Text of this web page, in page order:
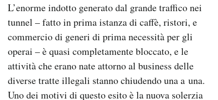
L’enorme indotto generato dal grande traffico nei
tunnel – fatto in prima istanza di caffè, ristori, e
commercio di generi di prima necessità per gli
operai – è quasi completamente bloccato, e le
attività che erano nate attorno al business delle
diverse tratte illegali stanno chiudendo una a una.
Uno dei motivi di questo esito è la nuova solerzia